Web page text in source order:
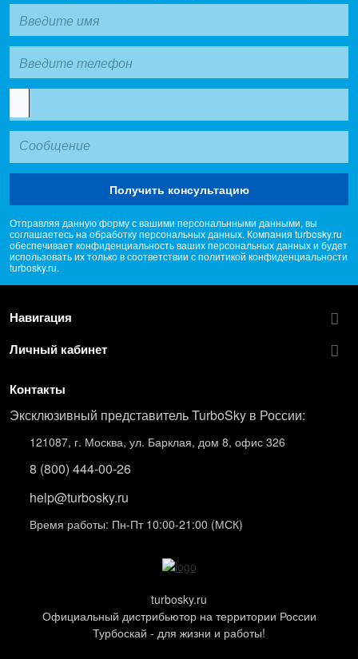
Получить консультацию
Отправляя данную форму с вашими персональнными данными, вы
соглашаетесь на обработку персональных данных. Компания turbosky.ru
обеспечивает конфиденциальность ваших персональных данных и будет
использовать их только в соответствии с политикой конфиденциальности
turbosky.ru.
Навигация
Личный кабинет
Контакты
Эксклюзивный представитель TurboSky в России:
121087, г. Москва, ул. Барклая, дом 8, офис 326
8 (800) 444-00-26
help@turbosky.ru
Время работы: Пн-Пт 10:00-21:00 (МСК)
turbosky.ru
Официальный дистрибьютор на территории России
Турбоскай - для жизни и работы!